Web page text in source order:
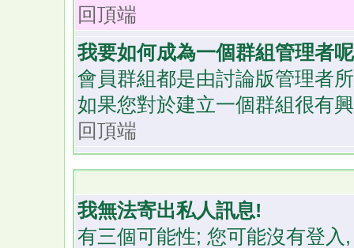
回頂端
我要如何成為一個群組管理者
會員群組都是由討論版管理者
如果您對於建立一個群組很有
回頂端
我無法寄出私人訊息!
有三個可能性; 您可能沒有登